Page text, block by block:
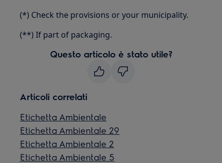
(*) Check the provisions or your municipality.
(**) If part of packaging.
Questo articolo è stato utile?
Articoli correlati
Etichetta Ambientale
Etichetta Ambientale 29
Etichetta Ambientale 2
Etichetta Ambientale 5